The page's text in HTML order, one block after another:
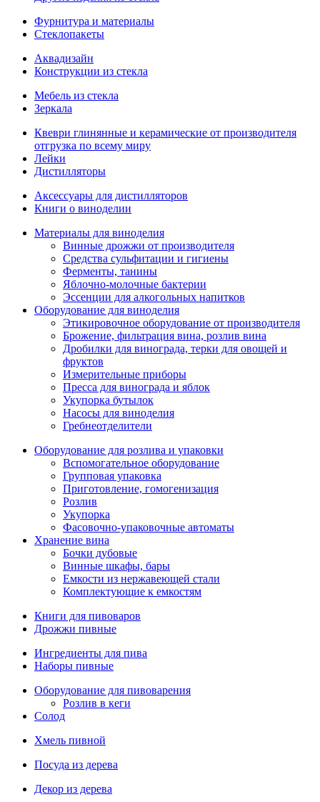
Фурнитура и материалы
Стеклопакеты
Аквадизайн
Конструкции из стекла
Мебель из стекла
Зеркала
Квеври глинянные и керамические от производителя
отгрузка по всему миру
Лейки
Дистилляторы
Аксессуары для дистилляторов
Книги о виноделии
Материалы для виноделия
Винные дрожжи от производителя
Средства сульфитации и гигиены
Ферменты, танины
Яблочно-молочные бактерии
Эссенции для алкогольных напитков
Оборудование для виноделия
Этикировочное оборудование от производителя
Брожение, фильтрация вина, розлив вина
Дробилки для винограда, терки для овощей и
фруктов
Измерительные приборы
Пресса для винограда и яблок
Укупорка бутылок
Насосы для виноделия
Гребнеотделители
Оборудование для розлива и упаковки
Вспомогательное оборудование
Групповая упаковка
Приготовление, гомогенизация
Розлив
Укупорка
Фасовочно-упаковочные автоматы
Хранение вина
Бочки дубовые
Винные шкафы, бары
Емкости из нержавеющей стали
Комплектующие к емкостям
Книги для пивоваров
Дрожжи пивные
Ингредиенты для пива
Наборы пивные
Оборудование для пивоварения
Розлив в кеги
Солод
Хмель пивной
Посуда из дерева
Декор из дерева